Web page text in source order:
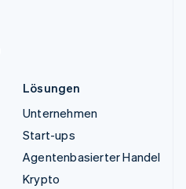
Lösungen
Unternehmen
Start-ups
Agentenbasierter Handel
Krypto